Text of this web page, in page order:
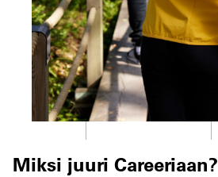
Miksi juuri Careeriaan?